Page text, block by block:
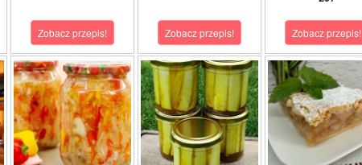
Zobacz przepis! Zobacz przepis! Zobacz przepis!